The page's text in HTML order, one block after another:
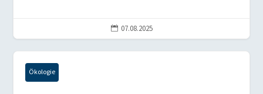
 07.08.2025
Ökologie